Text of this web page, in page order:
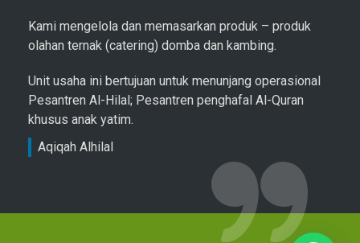
Kami mengelola dan memasarkan produk – produk
olahan ternak (catering) domba dan kambing.
Unit usaha ini bertujuan untuk menunjang operasional
Pesantren Al-Hilal; Pesantren penghafal Al-Quran
khusus anak yatim.
Aqiqah Alhilal